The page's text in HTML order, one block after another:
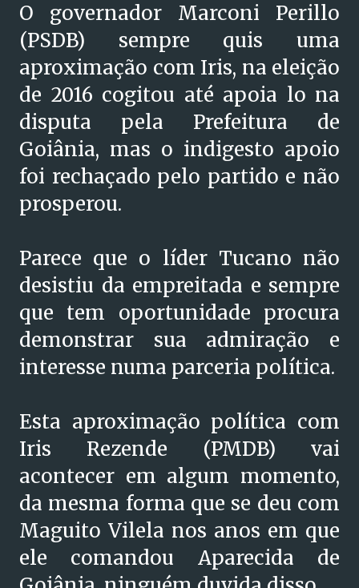
O governador Marconi Perillo
(PSDB) sempre quis uma
aproximação com Iris, na eleição
de 2016 cogitou até apoia lo na
disputa pela Prefeitura de
Goiânia, mas o indigesto apoio
foi rechaçado pelo partido e não
prosperou.
Parece que o líder Tucano não
desistiu da empreitada e sempre
que tem oportunidade procura
demonstrar sua admiração e
interesse numa parceria política.
Esta aproximação política com
Iris Rezende (PMDB) vai
acontecer em algum momento,
da mesma forma que se deu com
Maguito Vilela nos anos em que
ele comandou Aparecida de